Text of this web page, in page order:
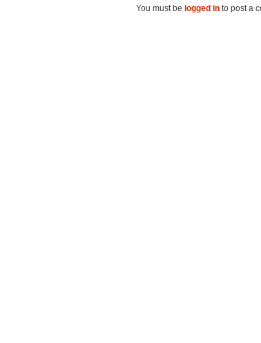
You must be logged in to post a